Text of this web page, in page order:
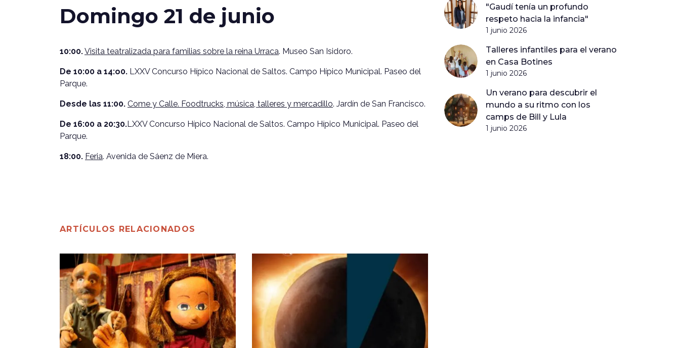
Domingo 21 de junio
10:00.Visita teatralizada para familias sobre la reina Urraca. Museo San Isidoro.
De 10:00 a 14:o0. LXXV Concurso Hípico Nacional de Saltos. Campo Hípico Municipal. Paseo del
Parque.
Desde las 11:00. Come y Calle. Foodtrucks, música, talleres y mercadillo. Jardín de San Francisco.
De 16:00 a 20:30.LXXV Concurso Hípico Nacional de Saltos. Campo Hípico Municipal. Paseo del
Parque.
18:00. Feria. Avenida de Sáenz de Miera.
ARTÍCULOS RELACIONADOS
"Gaudí tenía un profundo
respeto hacia la infancia"
1 junio 2026
Talleres infantiles para el verano
en Casa Botines
1 junio 2026
Un verano para descubrir el
mundo a su ritmo con los
camps de Bill y Lula
1 junio 2026